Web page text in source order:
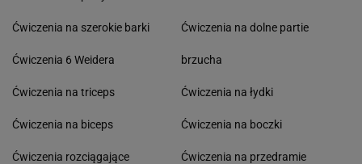
Ćwiczenia na szerokie barki
Ćwiczenia 6 Weidera
Ćwiczenia na triceps
Ćwiczenia na biceps
Ćwiczenia rozciągające
Ćwiczenia na dolne partie
brzucha
Ćwiczenia na łydki
Ćwiczenia na boczki
Ćwiczenia na przedramie